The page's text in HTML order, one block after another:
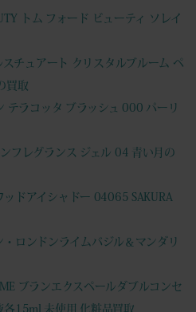
トム フォード ビューティ ソレイ
スチュアート クリスタルブルーム ペ
買取
テラコッタ ブラッシュ 000 パーリ
フレグランス ジェル 04 青い月の
ッドアイシャドー 04065 SAKURA
・ロンドンライムバジル＆マンダリ
ブランエクスペールダブルコンセ
各15ml 未使用 化粧品買取